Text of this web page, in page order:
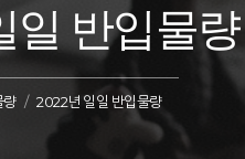
일 반입물량
량 2022년 일일 반입물량